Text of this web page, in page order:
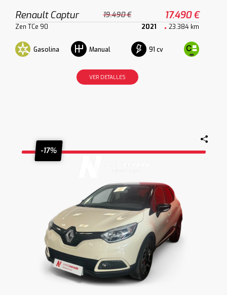
Renault Captur 19.490 € 17.490 €
Zen TCe 90 2021 23.384 km
Gasolina Manual 91 cv
VER DETALLES
-17%